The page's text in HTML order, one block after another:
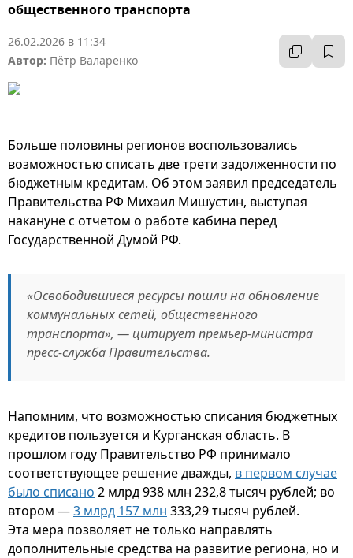
общественного транспорта
26.02.2026 в 11:34
Автор: Пётр Валаренко
Больше половины регионов воспользовались
возможностью списать две трети задолженности по
бюджетным кредитам. Об этом заявил председатель
Правительства РФ Михаил Мишустин, выступая
накануне с отчетом о работе кабина перед
Государственной Думой РФ.
«Освободившиеся ресурсы пошли на обновление
коммунальных сетей, общественного
транспорта», — цитирует премьер-министра
пресс-служба Правительства.
Напомним, что возможностью списания бюджетных
кредитов пользуется и Курганская область. В
прошлом году Правительство РФ принимало
соответствующее решение дважды, в первом случае
было списано 2 млрд 938 млн 232,8 тысяч рублей; во
втором —3 млрд 157 млн 333,29 тысяч рублей.
Эта мера позволяет не только направлять
дополнительные средства на развитие региона, но и